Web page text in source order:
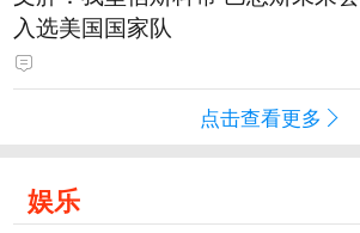
入选美国国家队
点击查看更多
娱乐